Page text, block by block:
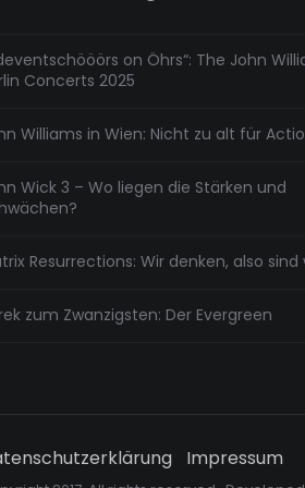
on Öhrs“: The John
Concerts 2025
Williams in Wien: Nicht zu alt für
Wick 3 – Wo liegen die Stärken und
Resurrections: Wir denken, also sind
zum Zwanzigsten: Der Evergreen
Impressum